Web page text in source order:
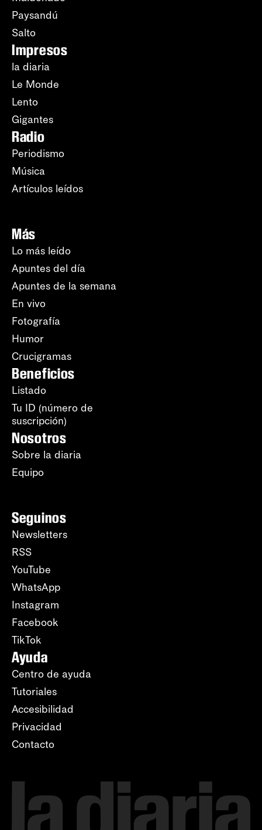
Paysandú
Salto
Impresos
la diaria
Le Monde
Lento
Gigantes
Radio
Periodismo
Música
Artículos leídos
Más
Lo más leído
Apuntes del día
Apuntes de la semana
En vivo
Fotografía
Humor
Crucigramas
Beneficios
Listado
Tu ID (número de
suscripción)
Nosotros
Sobre la diaria
Equipo
Seguinos
Newsletters
RSS
YouTube
WhatsApp
Instagram
Facebook
TikTok
Ayuda
Centro de ayuda
Tutoriales
Accesibilidad
Privacidad
Contacto